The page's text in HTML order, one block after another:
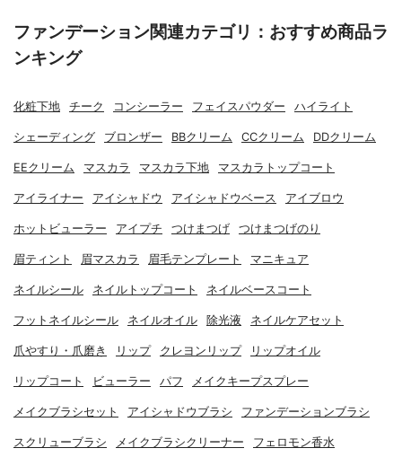
ファンデーション関連カテゴリ：おすすめ商品ラ
ンキング
化粧下地 チーク コンシーラー フェイスパウダー ハイライト
シェーディング ブロンザー BBクリーム CCクリーム DDクリーム
EEクリーム マスカラ マスカラ下地 マスカラトップコート
アイライナー アイシャドウ アイシャドウベース アイブロウ
ホットビューラー アイプチ つけまつげ つけまつげのり
眉ティント 眉マスカラ 眉毛テンプレート マニキュア
ネイルシール ネイルトップコート ネイルベースコート
フットネイルシール ネイルオイル 除光液 ネイルケアセット
爪やすり・爪磨き リップ クレヨンリップ リップオイル
リップコート ビューラー パフ メイクキープスプレー
メイクブラシセット アイシャドウブラシ ファンデーションブラシ
スクリューブラシ メイクブラシクリーナー フェロモン香水